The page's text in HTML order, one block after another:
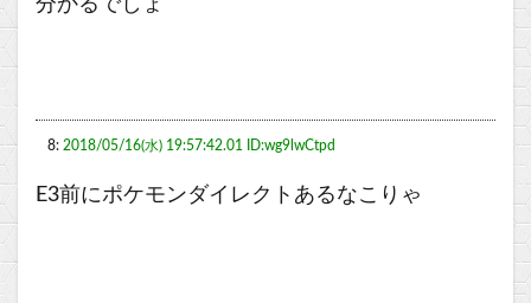
分かるでしょ
8: 2018/05/16(水) 19:57:42.01 ID:wg9lwCtpd
E3前にポケモンダイレクトあるなこりゃ